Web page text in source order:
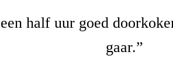
half uur goed
gaar.”